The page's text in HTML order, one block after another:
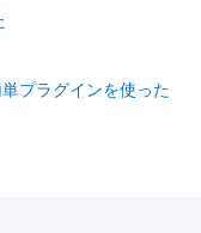
プラグインを使った